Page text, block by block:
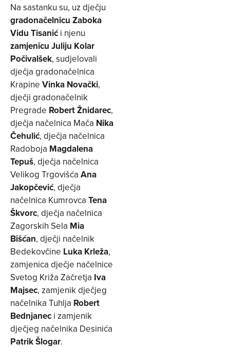
Na sastanku su, uz dječju
gradonačelnicu Zaboka
Vidu Tisanić i njenu
zamjenicu Juliju Kolar
Počivalšek, sudjelovali
dječja gradonačelnica
Krapine Vinka Novački,
dječji gradonačelnik
Pregrade Robert Žnidarec,
dječja načelnica Mača Nika
Čehulić, dječja načelnica
Radoboja Magdalena
Tepuš, dječja načelnica
Velikog Trgovišća Ana
Jakopčević, dječja
načelnica Kumrovca Tena
Škvorc, dječja načelnica
Zagorskih Sela Mia
Bišćan, dječji načelnik
Bedekovčine Luka Krleža,
zamjenica dječje načelnice
Svetog Križa Začretja Iva
Majsec, zamjenik dječjeg
načelnika Tuhlja Robert
Bednjanec i zamjenik
dječjeg načelnika Desinića
Patrik Šlogar.